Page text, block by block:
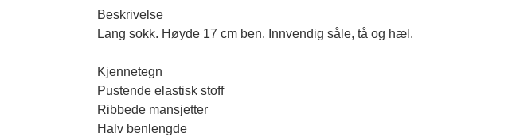
Beskrivelse
Lang sokk. Høyde 17 cm ben. Innvendig såle, tå og hæl.
Kjennetegn
Pustende elastisk stoff
Ribbede mansjetter
Halv benlengde